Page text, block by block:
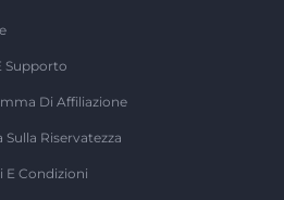
Supporto
Di Affiliazione
Sulla Riservatezza
E Condizioni